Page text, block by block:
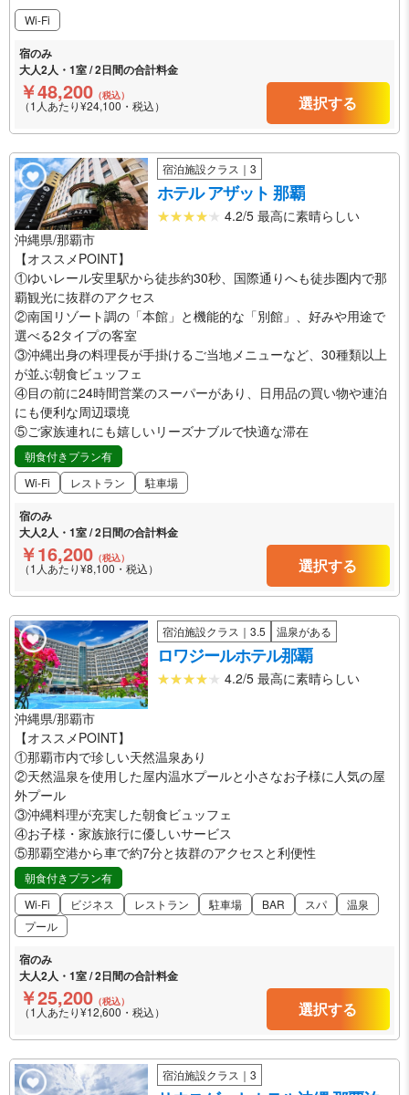
Wi-Fi
宿のみ
大人2人・1室 / 2日間の合計料金
￥48,200 （税込）
（1人あたり¥24,100・税込） 選択する
宿泊施設クラス｜3
ホテル アザット 那覇
4.2/5 最高に素晴らしい
沖縄県/那覇市
【オススメPOINT】
①ゆいレール安里駅から徒歩約30秒、国際通りへも徒歩圏内で那
覇観光に抜群のアクセス
②南国リゾート調の「本館」と機能的な「別館」、好みや用途で
選べる2タイプの客室
③沖縄出身の料理長が手掛けるご当地メニューなど、30種類以上
が並ぶ朝食ビュッフェ
④目の前に24時間営業のスーパーがあり、日用品の買い物や連泊
にも便利な周辺環境
⑤ご家族連れにも嬉しいリーズナブルで快適な滞在
朝食付きプラン有
Wi-Fi
レストラン 駐車場
宿のみ
大人2人・1室 / 2日間の合計料金
￥16,200 （税込）
（1人あたり¥8,100・税込） 選択する
宿泊施設クラス｜3.5 温泉がある
ロワジールホテル那覇
4.2/5 最高に素晴らしい
沖縄県/那覇市
【オススメPOINT】
①那覇市内で珍しい天然温泉あり
②天然温泉を使用した屋内温水プールと小さなお子様に人気の屋
外プール
③沖縄料理が充実した朝食ビュッフェ
④お子様・家族旅行に優しいサービス
⑤那覇空港から車で約7分と抜群のアクセスと利便性
朝食付きプラン有
Wi-Fi
ビジネス レストラン 駐車場 BAR スパ
温泉
プール
宿のみ
大人2人・1室 / 2日間の合計料金
￥25,200 （税込）
（1人あたり¥12,600・税込） 選択する
宿泊施設クラス｜3